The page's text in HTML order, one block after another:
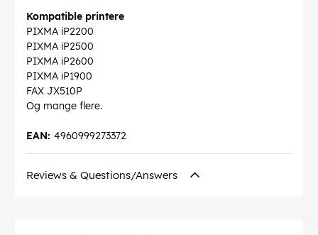
Kompatible printere
PIXMA iP2200
PIXMA iP2500
PIXMA iP2600
PIXMA iP1900
FAX JX510P
Og mange flere.
4960999273372
EAN:
Reviews & Questions/Answers